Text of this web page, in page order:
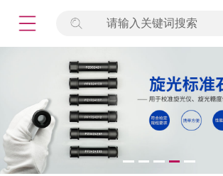
请输入关键词搜索
签到
标准物质
产品专项